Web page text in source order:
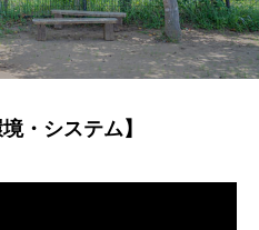
・システム】